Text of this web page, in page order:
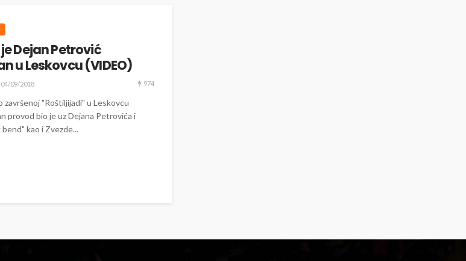
Dejan Petrović
u Leskovcu (VIDEO)
04/09/2018 974
završenoj "Roštiljijadi" u Leskovcu
provod bio je uz Dejana Petrovića i
kao i Zvezde...